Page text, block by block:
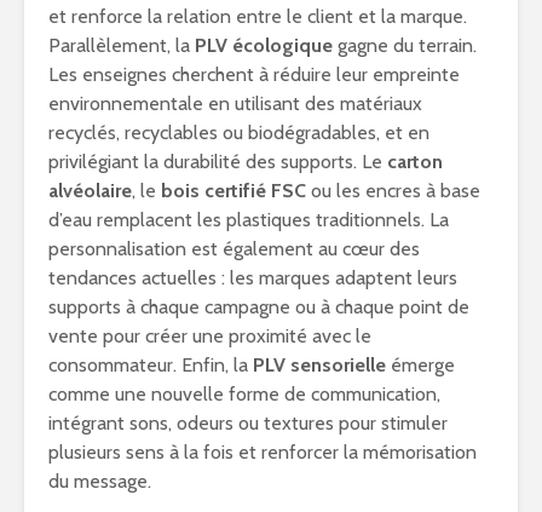
et renforce la relation entre le client et la marque.
Parallèlement, la PLV écologique gagne du terrain.
Les enseignes cherchent à réduire leur empreinte
environnementale en utilisant des matériaux
recyclés, recyclables ou biodégradables, et en
privilégiant la durabilité des supports. Le carton
alvéolaire, le bois certifié FSC ou les encres à base
d’eau remplacent les plastiques traditionnels. La
personnalisation est également au cœur des
tendances actuelles : les marques adaptent leurs
supports à chaque campagne ou à chaque point de
vente pour créer une proximité avec le
consommateur. Enfin, la PLV sensorielle émerge
comme une nouvelle forme de communication,
intégrant sons, odeurs ou textures pour stimuler
plusieurs sens à la fois et renforcer la mémorisation
du message.